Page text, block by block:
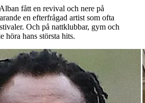
fått en revival och nere på
en efterfrågad artist som ofta
Och på nattklubbar, gym och
höra hans största hits.